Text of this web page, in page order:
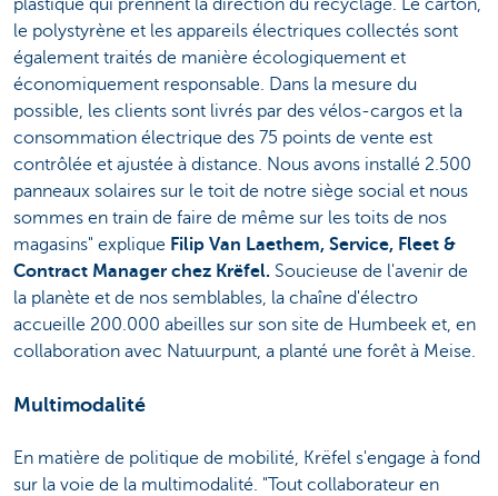
plastique qui prennent la direction du recyclage. Le carton,
le polystyrène et les appareils électriques collectés sont
également traités de manière écologiquement et
économiquement responsable. Dans la mesure du
possible, les clients sont livrés par des vélos-cargos et la
consommation électrique des 75 points de vente est
contrôlée et ajustée à distance. Nous avons installé 2.500
panneaux solaires sur le toit de notre siège social et nous
sommes en train de faire de même sur les toits de nos
magasins" explique Filip Van Laethem, Service, Fleet &
Contract Manager chez Krëfel. Soucieuse de l'avenir de
la planète et de nos semblables, la chaîne d'électro
accueille 200.000 abeilles sur son site de Humbeek et, en
collaboration avec Natuurpunt, a planté une forêt à Meise.
Multimodalité
En matière de politique de mobilité, Krëfel s'engage à fond
sur la voie de la multimodalité. "Tout collaborateur en